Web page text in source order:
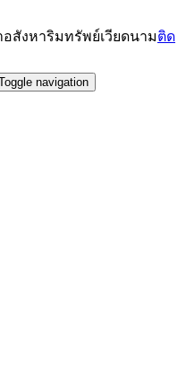
สังหาริมทรัพย์เวียดนามติด
navigation